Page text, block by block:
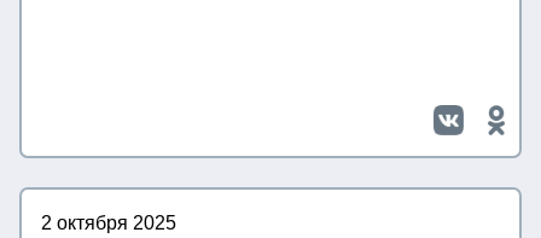
2 октября 2025